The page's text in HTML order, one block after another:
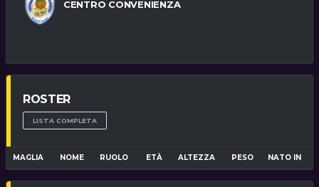
CENTRO CONVENIENZA
ROSTER
LISTA COMPLETA
MAGLIA NOME RUOLO ETÀ ALTEZZA PESO NATO IN